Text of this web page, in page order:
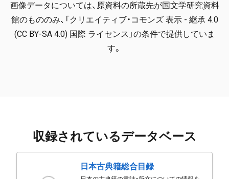
画像データについては、原資料の所蔵先が国文学研究資料
館のもののみ、「クリエイティブ・コモンズ 表示 - 継承 4.0
(CC BY-SA 4.0) 国際 ライセンス」の条件で提供していま
す。
収録されているデータベース
日本古典籍総合目録